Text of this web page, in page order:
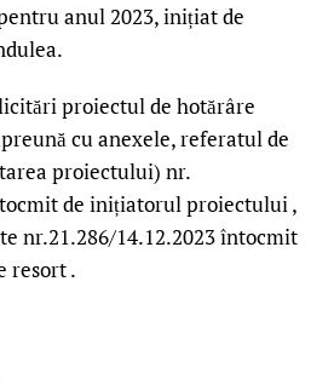
anul 2023, inițiat de
proiectul de hotărâre
cu anexele, referatul de
proiectului) nr.
de inițiatorul proiectului ,
nr.21.286/14.12.2023 întocmit
resort .